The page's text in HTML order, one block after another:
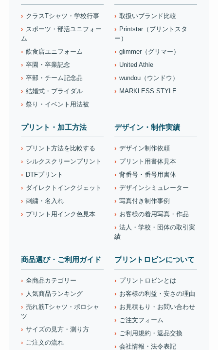
クラスTシャツ・学校行事
スポーツ・部活ユニフォー
ム
飲食店ユニフォーム
卒園・卒業記念
卒部・チーム記念品
結婚式・ブライダル
祭り・イベント用法被
取扱いブランド比較
Printstar（プリントスタ
ー）
glimmer（グリマー）
United Athle
wundou（ウンドウ）
MARKLESS STYLE
プリント・加工方法
プリント方法を比較する
シルクスクリーンプリント
DTFプリント
ダイレクトインクジェット
刺繍・名入れ
プリント用インク色見本
デザイン・制作実績
デザイン制作依頼
プリント用書体見本
背番号・番号用書体
デザインシミュレーター
写真付き制作事例
お客様の着用写真・作品
法人・学校・団体の取引実
績
商品選び・ご利用ガイド
全商品カテゴリー
人気商品ランキング
売れ筋Tシャツ・ポロシャ
ツ
サイズの見方・測り方
ご注文の流れ
プリントロビンについて
プリントロビンとは
お客様の利益・安さの理由
お見積もり・お問い合わせ
ご注文フォーム
ご利用規約・返品交換
会社情報・法令表記